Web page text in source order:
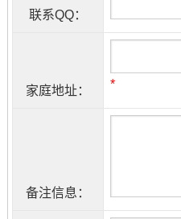
联系QQ：
家庭地址： *
备注信息：